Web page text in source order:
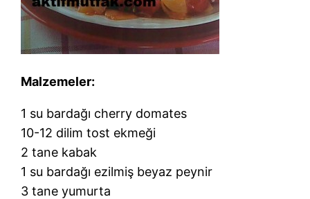
Malzemeler:
1 su bardağı cherry domates
10-12 dilim tost ekmeği
2 tane kabak
1 su bardağı ezilmiş beyaz peynir
3 tane yumurta